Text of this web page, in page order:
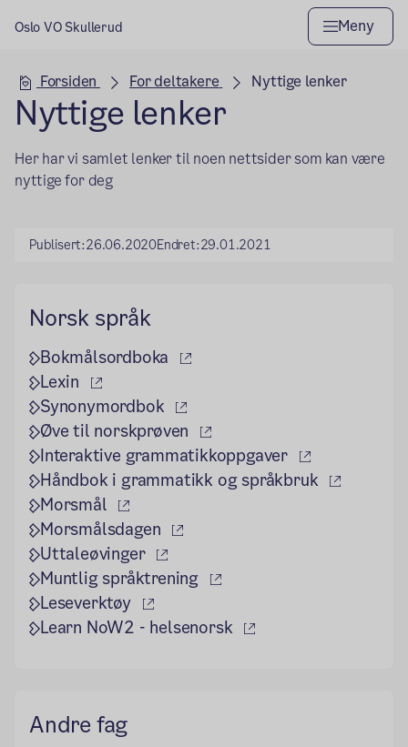
Oslo VO Skullerud Meny
Hovedseksjon
Forsiden For deltakere Nyttige lenker
Nyttige lenker
Her har vi samlet lenker til noen nettsider som kan være
nyttige for deg
Publisert:26.06.2020Endret:29.01.2021
Norsk språk
Bokmålsordboka
(ekstern lenke)
Lexin
(ekstern lenke)
Synonymordbok
(ekstern lenke)
Øve til norskprøven
(ekstern lenke)
Interaktive grammatikkoppgaver
(ekstern
Håndbok i grammatikk og språkbruk
(ekstern
Morsmål
(ekstern lenke)
Morsmålsdagen
(ekstern lenke)
Uttaleøvinger
(ekstern lenke)
Muntlig språktrening
(ekstern lenke)
Leseverktøy
(ekstern lenke)
Learn NoW2 - helsenorsk
(ekstern lenke)
Andre fag